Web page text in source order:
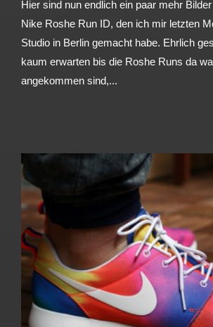
Hier sind nun endlich ein paar mehr
Nike Roshe Run ID, den ich mir letzten
Studio in Berlin gemacht habe. Ehrlich
kaum erwarten bis die Roshe Runs da
angekommen sind,...